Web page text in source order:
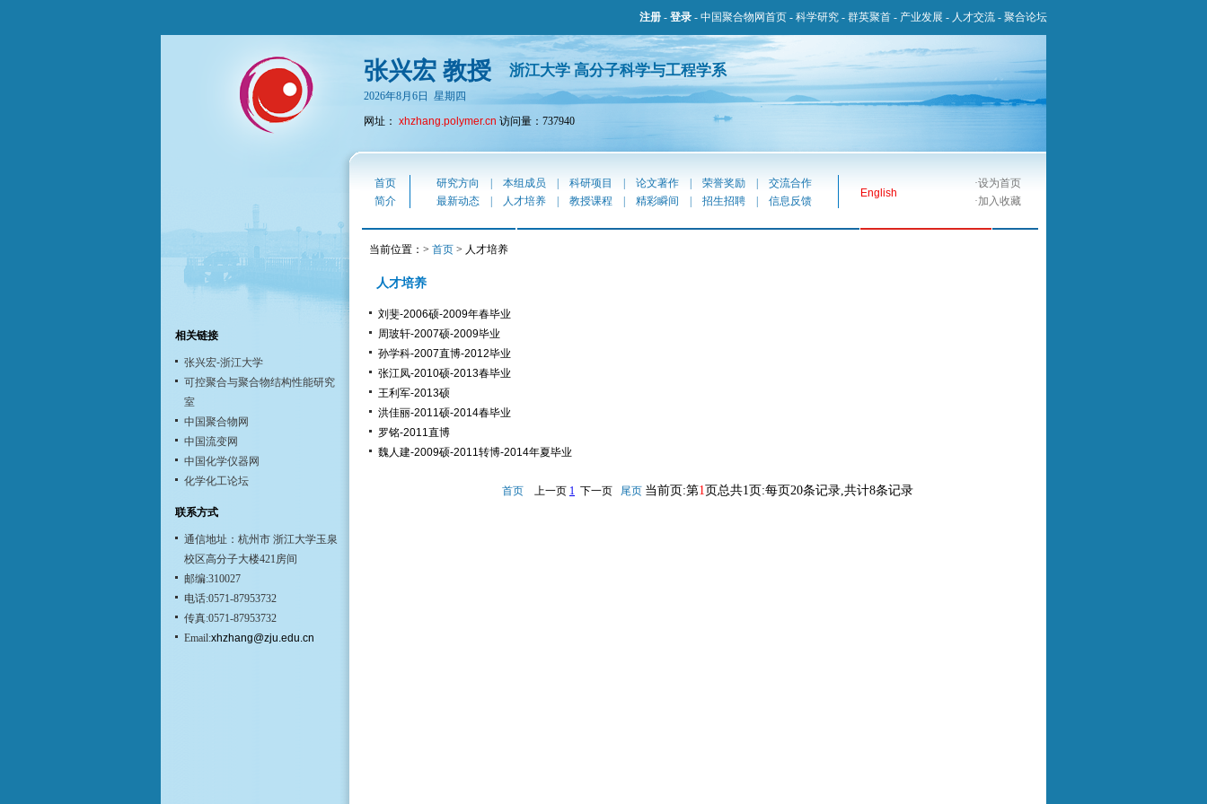
注册 - 登录 - 中国聚合物网首页 - 科学研究 - 群英聚首 - 产业发展 - 人才交流 - 聚合论坛
张兴宏 教授 浙江大学 高分子科学与工程学系
2026年8月6日 星期四
网址： xhzhang.polymer.cn 访问量：737940
相关链接
张兴宏-浙江大学
可控聚合与聚合物结构性能研究
室
中国聚合物网
中国流变网
中国化学仪器网
化学化工论坛
联系方式
通信地址：杭州市 浙江大学玉泉
校区高分子大楼421房间
邮编:310027
电话:0571-87953732
传真:0571-87953732
Email:xhzhang@zju.edu.cn
首页 研究方向 本组成员 科研项目 论文著作 荣誉奖励 交流合作
English
·设为首页
简介
最新动态 人才培养 教授课程 精彩瞬间 招生招聘 信息反馈 ·加入收藏
当前位置：> 首页 > 人才培养
人才培养
刘斐-2006硕-2009年春毕业
周玻轩-2007硕-2009毕业
孙学科-2007直博-2012毕业
张江凤-2010硕-2013春毕业
王利军-2013硕
洪佳丽-2011硕-2014春毕业
罗铭-2011直博
魏人建-2009硕-2011转博-2014年夏毕业
首页 上一页 1 下一页 尾页 当前页:第1页总共1页:每页20条记录,共计8条记录